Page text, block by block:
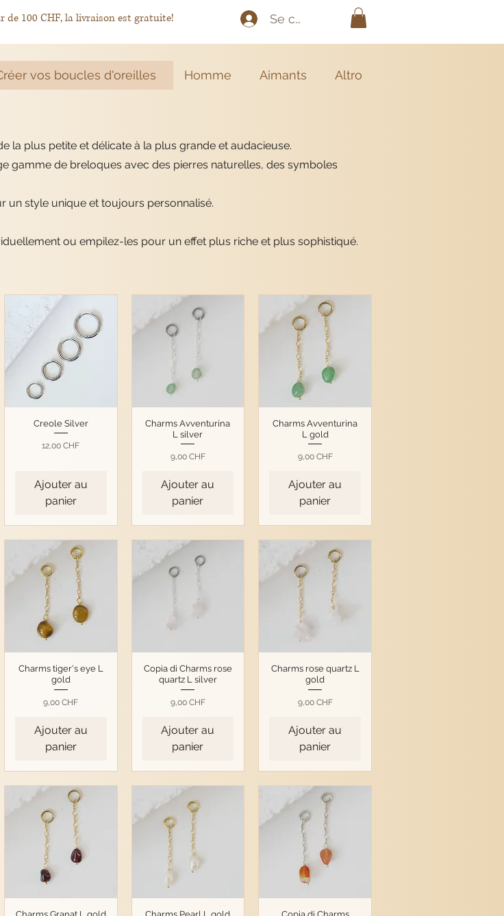
de 100 CHF, la livraison est gratuite! Se connecter
vos boucles d'oreilles Homme Aimants Altro
la plus petite et délicate à la plus grande et audacieuse.
gamme de breloques avec des pierres naturelles, des symboles
un style unique et toujours personnalisé.
ou empilez-les pour un effet plus riche et plus sophistiqué.
Creole Silver
Prix
12,00 CHF
Ajouter au
panier
Charms Avventurina
L silver
Prix
9,00 CHF
Ajouter au
panier
Charms Avventurina
L gold
Prix
9,00 CHF
Ajouter au
panier
Charms tiger's eye L
gold
Prix
9,00 CHF
Ajouter au
panier
Copia di Charms rose
quartz L silver
Prix
9,00 CHF
Ajouter au
panier
Charms rose quartz L
gold
Prix
9,00 CHF
Ajouter au
panier